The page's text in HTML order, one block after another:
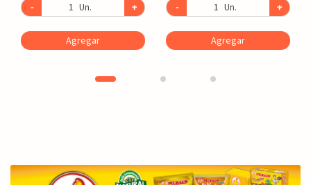
- Un. +
Agregar
- Un. +
Agregar